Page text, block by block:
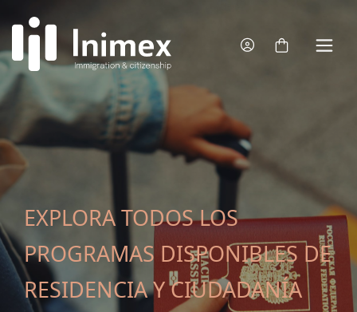
EXPLORA TODOS LOS
PROGRAMAS DISPONIBLES DE
RESIDENCIA Y CIUDADANÍA